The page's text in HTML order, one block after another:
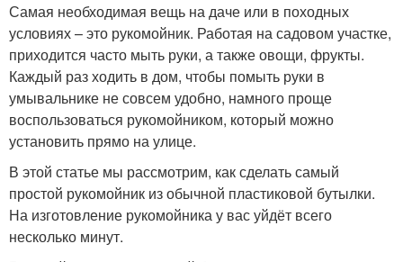
Самая необходимая вещь на даче или в походных
условиях – это рукомойник. Работая на садовом участке,
приходится часто мыть руки, а также овощи, фрукты.
Каждый раз ходить в дом, чтобы помыть руки в
умывальнике не совсем удобно, намного проще
воспользоваться рукомойником, который можно
установить прямо на улице.
В этой статье мы рассмотрим, как сделать самый
простой рукомойник из обычной пластиковой бутылки.
На изготовление рукомойника у вас уйдёт всего
несколько минут.